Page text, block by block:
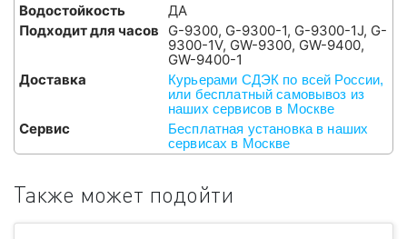
Водостойкость
ДА
Подходит для часов
G-9300, G-9300-1, G-9300-1J, G-
9300-1V, GW-9300, GW-9400,
GW-9400-1
Доставка
Курьерами СДЭК по всей России,
или бесплатный самовывоз из
наших сервисов в Москве
Сервис
Бесплатная установка в наших
сервисах в Москве
Также может подойти